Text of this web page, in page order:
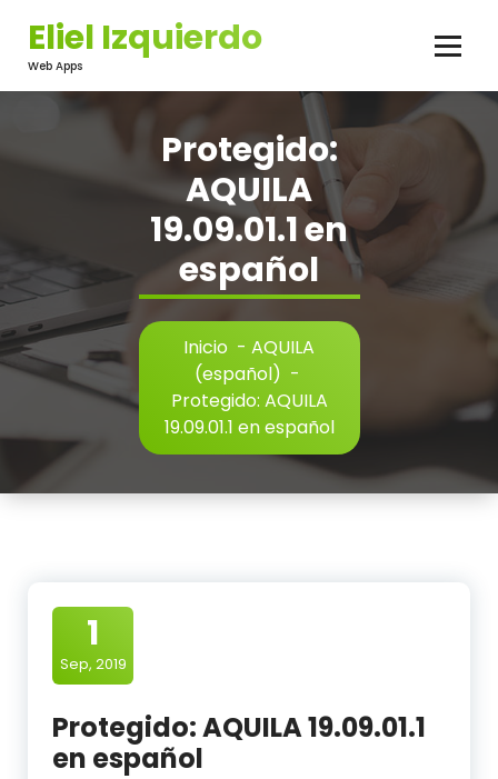
contenido
Eliel Izquierdo
Web Apps
Protegido:
AQUILA
19.09.01.1 en
español
Inicio - AQUILA
(español) -
Protegido: AQUILA
19.09.01.1 en español
1
Sep, 2019
Protegido: AQUILA 19.09.01.1
en español